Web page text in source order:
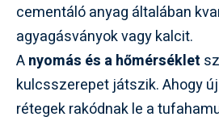
cementáló anyag általában
agyagásványok vagy kalcit.
Anyomás és a hőmérséklet
kulcsszerepet játszik. Ahogy
rétegek rakódnak le a